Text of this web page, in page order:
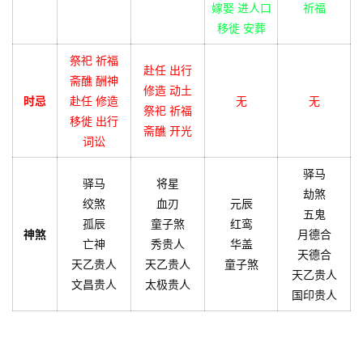
嫁娶 进人口
移徙 安葬
祈福
时忌
祭祀 祈福
斋醮 酬神
赴任 修造
移徙 出行
词讼
赴任 出行
修造 动土
祭祀 祈福
斋醮 开光
无 无
神煞
驿马
绞煞
孤辰
亡神
天乙贵人
文昌贵人
将星
血刃
童子煞
秀贵人
天乙贵人
太极贵人
元辰
红鸾
华盖
童子煞
驿马
劫煞
五鬼
月德合
天德合
天乙贵人
国印贵人